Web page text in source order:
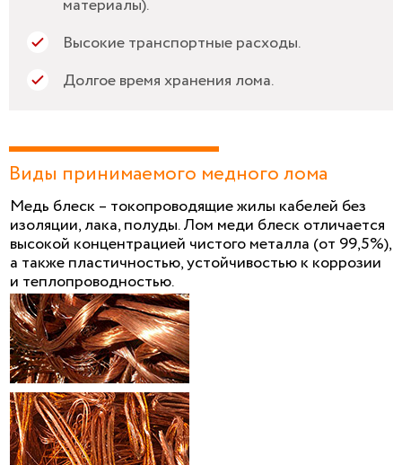
материалы).
Высокие транспортные расходы.
Долгое время хранения лома.
Виды принимаемого медного лома
Медь блеск – токопроводящие жилы кабелей без
изоляции, лака, полуды. Лом меди блеск отличается
высокой концентрацией чистого металла (от 99,5%),
а также пластичностью, устойчивостью к коррозии
и теплопроводностью.